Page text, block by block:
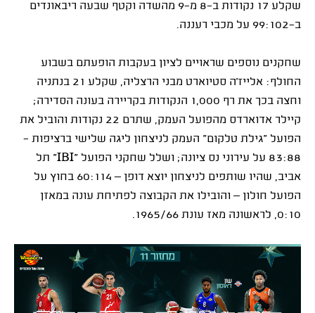
שקלע 17 נקודות ב-8 מ-9 מהשדה וקטף שבעה ריבאונדים
ב-99:102 על מכבי רעננה.
שחקנים נוספים שראויים לציון בעקבות הופעתם בשבוע
החולף: אלייז'ה סטיוארט מבני הרצליה, שקלע 21 בנתניה
וחצה בכך את רף 1,000 הנקודות בקריירה בעונה הסדירה;
קיילר אדוארדס מהפועל העמק, שתרם 22 נקודות והוביל את
הפועל "גילת טלקום" העמק לניצחון ליגה שלישי ברציפות -
83:88 על עירוני נס ציונה; ושלל שחקני הפועל "
IBI" תל
אביב, שהיו שותפים לניצחון יוצא דופן – 60:114 בחוץ על
הפועל חולון – והובילו את הקבוצה לפתיחת עונה במאזן
0:10, לראשונה מאז עונת 1965/66.